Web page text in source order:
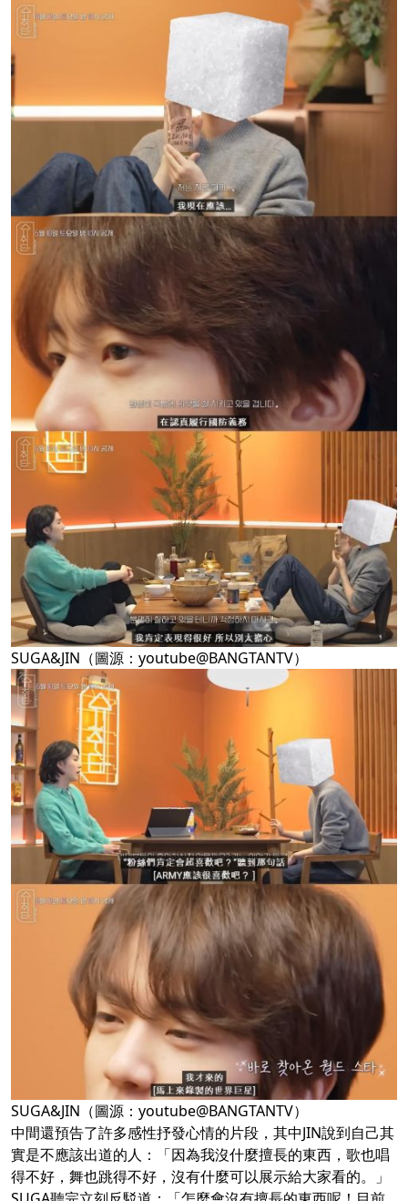
SUGA&JIN（圖源：youtube@BANGTANTV）
SUGA&JIN（圖源：youtube@BANGTANTV）
中間還預告了許多感性抒發心情的片段，其中JIN說到自己其
實是不應該出道的人：「因為我沒什麼擅長的東西，歌也唱
得不好，舞也跳得不好，沒有什麼可以展示給大家看的。」